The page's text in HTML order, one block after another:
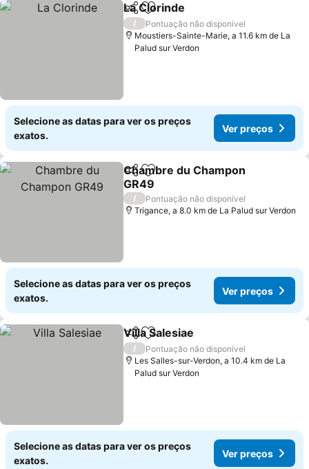
PartilharAdicionar aos favoritos
La Clorinde
/
Pontuação não disponível
Moustiers-Sainte-Marie, a 11.6 km de La
Palud sur Verdon
Selecione as datas para ver os preços
exatos.
Ver preços
PartilharAdicionar aos favoritos
Chambre du Champon
GR49
Ver preços
/
Pontuação não disponível
Trigance, a 8.0 km de La Palud sur Verdon
Selecione as datas para ver os preços
exatos.
Ver preços
PartilharAdicionar aos favoritos
Villa Salesiae
/
Pontuação não disponível
Les Salles-sur-Verdon, a 10.4 km de La
Palud sur Verdon
Selecione as datas para ver os preços
exatos.
Ver preços